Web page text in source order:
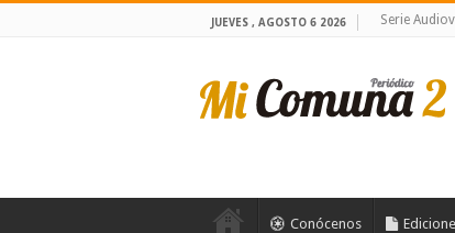
JUEVES , AGOSTO 6 2026 Serie
Conócenos